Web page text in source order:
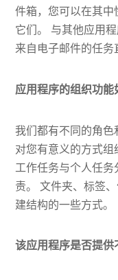
件箱，您可以在其中
它们。 与其他应用
来自电子邮件的任务
应用程序的组织功能
我们都有不同的角色
对您有意义的方式
工作任务与个人任
责。 文件夹、标签
建结构的一些方式。
该应用程序是否提供